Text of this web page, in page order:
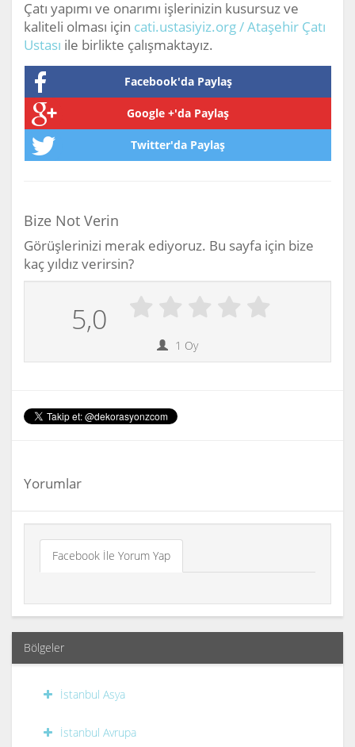
Çatı yapımı ve onarımı işlerinizin kusursuz ve
kaliteli olması için cati.ustasiyiz.org / Ataşehir Çatı
Ustası ile birlikte çalışmaktayız.
Facebook'da Paylaş
Google +'da Paylaş
Twitter'da Paylaş
Bize Not Verin
Görüşlerinizi merak ediyoruz. Bu sayfa için bize
kaç yıldız verirsin?
5,0
1 Oy
Yorumlar
Facebook İle Yorum Yap
Bölgeler
İstanbul Asya
İstanbul Avrupa